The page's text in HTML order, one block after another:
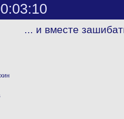
... и вместе